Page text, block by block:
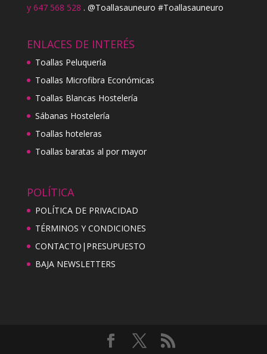
y 647 568 528 . @Toallasauneuro #Toallasauneuro
ENLACES DE INTERÉS
Toallas Peluquería
Toallas Microfibra Económicas
Toallas Blancas Hostelería
Sábanas Hostelería
Toallas hoteleras
Toallas baratas al por mayor
POLÍTICA
POLÍTICA DE PRIVACIDAD
TÉRMINOS Y CONDICIONES
CONTACTO|PRESUPUESTO
BAJA NEWSLETTERS